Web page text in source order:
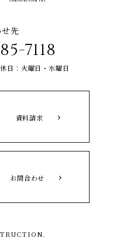
先
7118
日：火曜日・水曜日
資料請求
お問合わせ